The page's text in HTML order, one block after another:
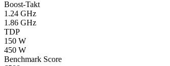
Boost-Takt
1.24 GHz
1.86 GHz
TDP
150 W
450 W
Benchmark Score